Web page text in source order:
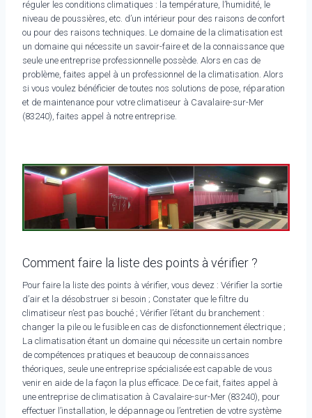
réguler les conditions climatiques : la température, l’humidité, le
niveau de poussières, etc. d’un intérieur pour des raisons de confort
ou pour des raisons techniques. Le domaine de la climatisation est
un domaine qui nécessite un savoir-faire et de la connaissance que
seule une entreprise professionnelle possède. Alors en cas de
problème, faites appel à un professionnel de la climatisation. Alors
si vous voulez bénéficier de toutes nos solutions de pose, réparation
et de maintenance pour votre climatiseur à Cavalaire-sur-Mer
(83240), faites appel à notre entreprise.
Comment faire la liste des points à vérifier ?
Pour faire la liste des points à vérifier, vous devez : Vérifier la sortie
d’air et la désobstruer si besoin ; Constater que le filtre du
climatiseur n’est pas bouché ; Vérifier l’étant du branchement :
changer la pile ou le fusible en cas de disfonctionnement électrique ;
La climatisation étant un domaine qui nécessite un certain nombre
de compétences pratiques et beaucoup de connaissances
théoriques, seule une entreprise spécialisée est capable de vous
venir en aide de la façon la plus efficace. De ce fait, faites appel à
une entreprise de climatisation à Cavalaire-sur-Mer (83240), pour
effectuer l’installation, le dépannage ou l’entretien de votre système